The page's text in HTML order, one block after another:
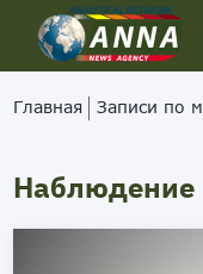
Главная Записи по
Наблюдение